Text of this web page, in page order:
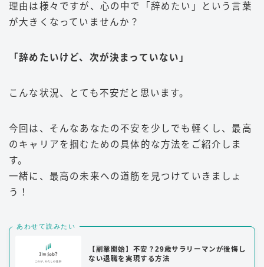
理由は様々ですが、心の中で「辞めたい」という言葉
が大きくなっていませんか？
「辞めたいけど、次が決まっていない」
こんな状況、とても不安だと思います。
今回は、そんなあなたの不安を少しでも軽くし、最高
のキャリアを掴むための具体的な方法をご紹介しま
す。
一緒に、最高の未来への道筋を見つけていきましょ
う！
あわせて読みたい
【副業開始】不安？29歳サラリーマンが後悔し
ない退職を実現する方法